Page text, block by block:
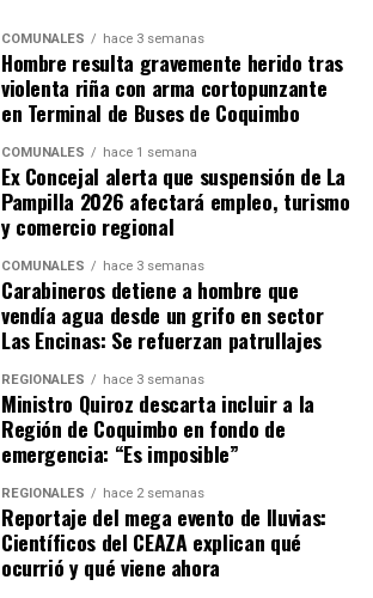
COMUNALES hace 3 semanas
Hombre resulta gravemente herido tras
violenta riña con arma cortopunzante
en Terminal de Buses de Coquimbo
COMUNALES hace 1 semana
Ex Concejal alerta que suspensión de La
Pampilla 2026 afectará empleo, turismo
y comercio regional
COMUNALES hace 3 semanas
Carabineros detiene a hombre que
vendía agua desde un grifo en sector
Las Encinas: Se refuerzan patrullajes
REGIONALES hace 3 semanas
Ministro Quiroz descarta incluir a la
Región de Coquimbo en fondo de
emergencia: “Es imposible”
REGIONALES hace 2 semanas
Reportaje del mega evento de lluvias:
Científicos del CEAZA explican qué
ocurrió y qué viene ahora